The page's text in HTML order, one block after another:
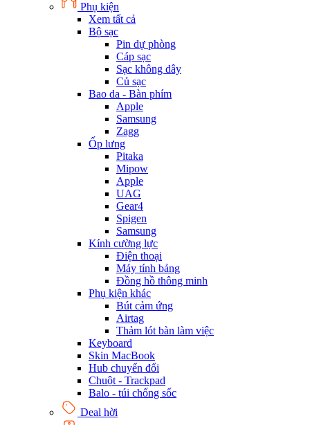
Phụ kiện
Xem tất cả
Bộ sạc
Pin dự phòng
Cáp sạc
Sạc không dây
Củ sạc
Bao da - Bàn phím
Apple
Samsung
Zagg
Ốp lưng
Pitaka
Mipow
Apple
UAG
Gear4
Spigen
Samsung
Kính cường lực
Điện thoại
Máy tính bảng
Đồng hồ thông minh
Phụ kiện khác
Bút cảm ứng
Airtag
Thảm lót bàn làm việc
Keyboard
Skin MacBook
Hub chuyển đổi
Chuột - Trackpad
Balo - túi chống sốc
Deal hời